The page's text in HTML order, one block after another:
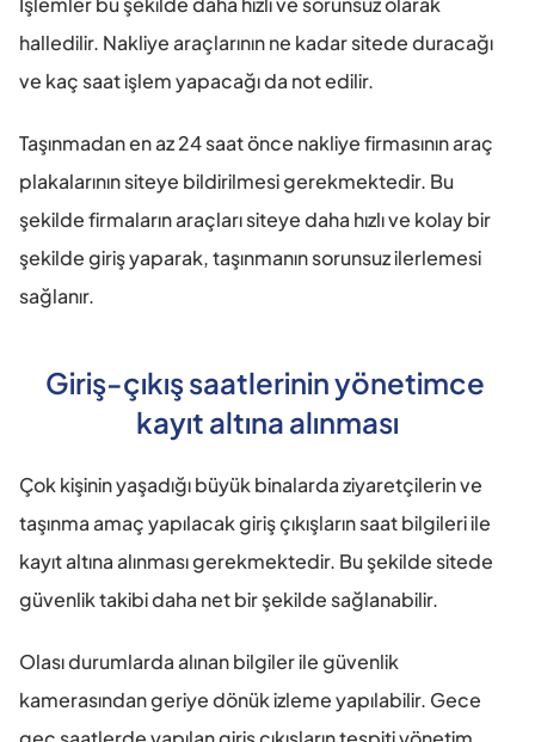
halledilir. Nakliye araçlarının ne kadar sitede duracağı
ve kaç saat işlem yapacağı da not edilir.
Taşınmadan en az 24 saat önce nakliye firmasının araç
plakalarının siteye bildirilmesi gerekmektedir. Bu
şekilde firmaların araçları siteye daha hızlı ve kolay bir
şekilde giriş yaparak, taşınmanın sorunsuz ilerlemesi
sağlanır.
Giriş-çıkış saatlerinin yönetimce
kayıt altına alınması
Çok kişinin yaşadığı büyük binalarda ziyaretçilerin ve
taşınma amaç yapılacak giriş çıkışların saat bilgileri ile
kayıt altına alınması gerekmektedir. Bu şekilde sitede
güvenlik takibi daha net bir şekilde sağlanabilir.
Olası durumlarda alınan bilgiler ile güvenlik
kamerasından geriye dönük izleme yapılabilir. Gece